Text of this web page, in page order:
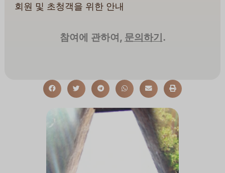
회원 및 초청객을 위한 안내
참여에 관하여, 문의하기 .